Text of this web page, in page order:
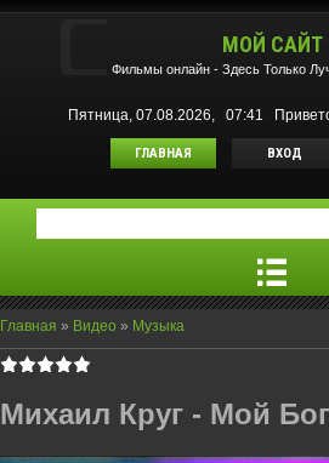
МОЙ САЙТ
Фильмы oнлайн - Здесь Только
Пятница, 07.08.2026, 07:41
ГЛАВНАЯ ВХОД
Главная » Видео » Музыка
Михаил Круг - Мой